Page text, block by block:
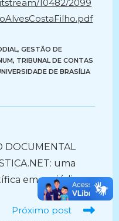
10482/2099
, GESTÃO DE
, TRIBUNAL DE CONTAS
DE BRASÍLIA
DOCUMENTAL
uma
em periódicos
Próximo post